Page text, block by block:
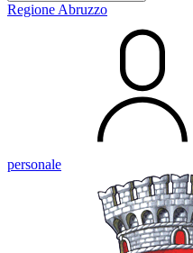
Regione Abruzzo
personale